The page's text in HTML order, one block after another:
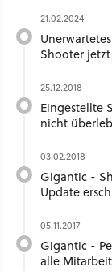
21.02.2024
Shooter
25.12.2018
Eingestellte
nicht
03.02.2018
Gigantic -
Update
05.11.2017
Gigantic -
alle